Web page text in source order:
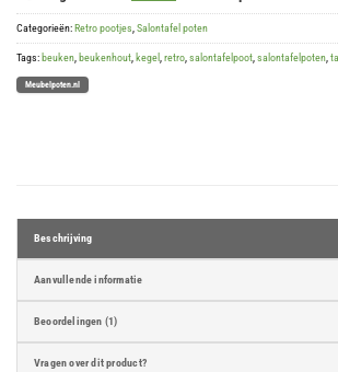
Categorieën:Retro pootjes,Salontafel poten
Tags:beuken,beukenhout,kegel,retro,salontafelpoot,salontafelpoten,
Meubelpoten.nl
Beschrijving
Aanvullende informatie
Beoordelingen (1)
Vragen over dit product?